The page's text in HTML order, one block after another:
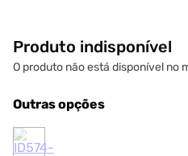
Produto indisponível
O produto não está disponível no
Outras opções